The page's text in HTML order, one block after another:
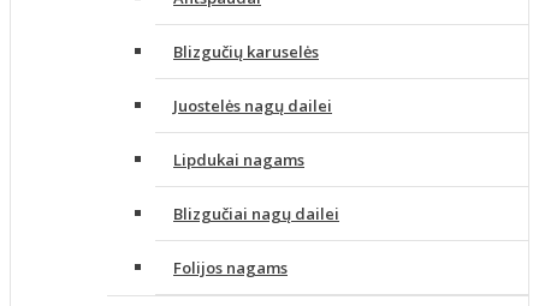
Blizgučių karuselės
Juostelės nagų dailei
Lipdukai nagams
Blizgučiai nagų dailei
Folijos nagams